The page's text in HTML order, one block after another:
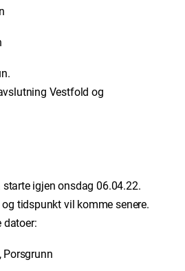
Vestfold og
igjen onsdag 06.04.22.
tidspunkt vil komme senere.
datoer: